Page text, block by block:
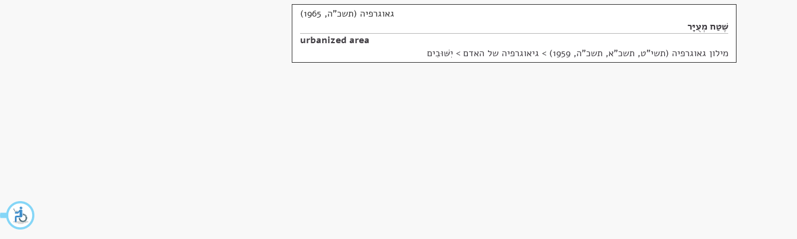
גאוגרפיה (תשכ"ה, 1965)
שֶׁטַח מְעֻיָּר
urbanized area
מילון גאוגרפיה (תשי"ט, תשכ"א, תשכ"ה, 1959)
> גיאוגרפיה של האדם > יִשּׁוּבִים